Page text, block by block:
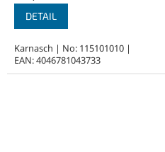
DETAIL
Karnasch | No: 115101010 |
EAN: 4046781043733